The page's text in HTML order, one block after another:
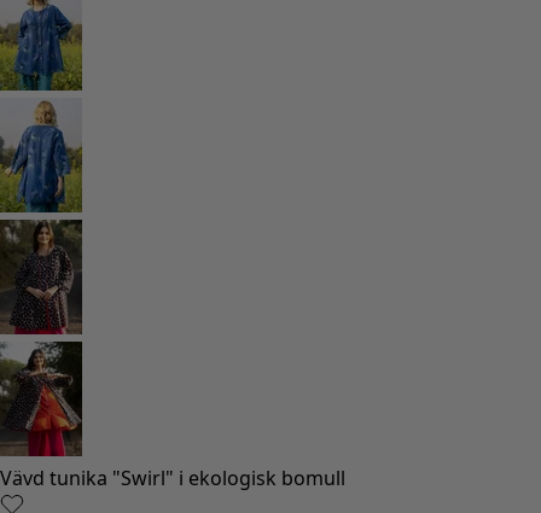
Rum
Badrum
Vardagsrum
Kök & matplats
Shoppa stilen
Klassisk och allmoge inredning